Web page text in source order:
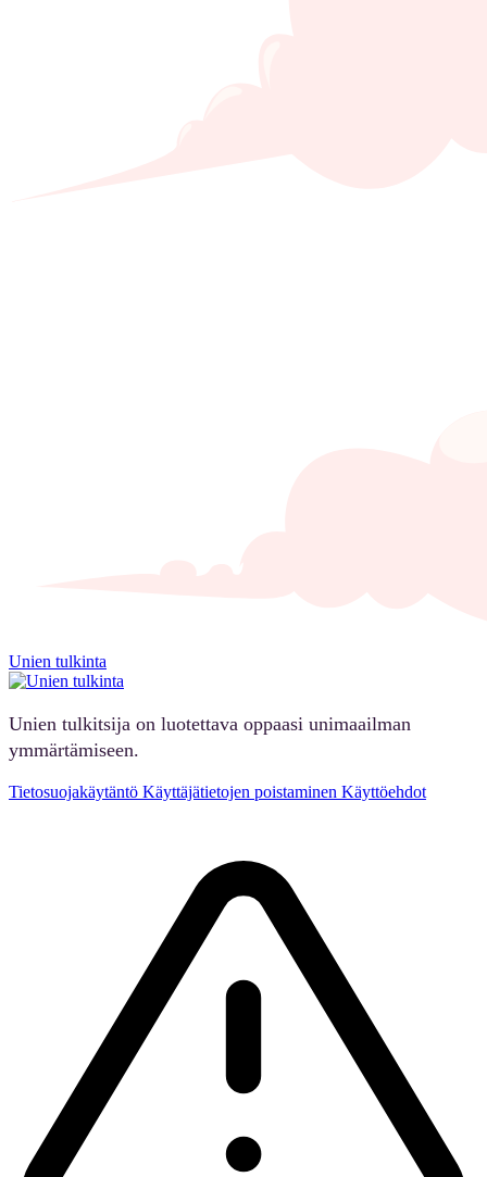
Unien tulkinta
Unien tulkitsija on luotettava oppaasi unimaailman
ymmärtämiseen.
Tietosuojakäytäntö Käyttäjätietojen poistaminen Käyttöehdot